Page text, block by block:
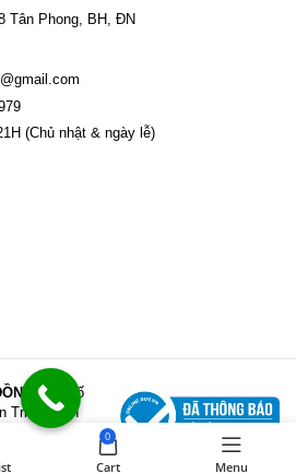
Tân Phong, BH, ĐN
(Chủ nhật & ngày lễ)
NAI
Số
Triều, Tỉnh
Sở Kế
cấp ngày
0
Cart Menu